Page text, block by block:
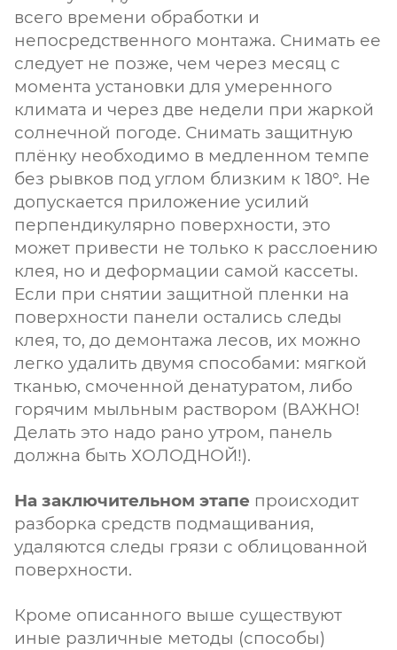
всего времени обработки и
непосредственного монтажа. Снимать ее
следует не позже, чем через месяц с
момента установки для умеренного
климата и через две недели при жаркой
солнечной погоде. Снимать защитную
плёнку необходимо в медленном темпе
без рывков под углом близким к 180°. Не
допускается приложение усилий
перпендикулярно поверхности, это
может привести не только к расслоению
клея, но и деформации самой кассеты.
Если при снятии защитной пленки на
поверхности панели остались следы
клея, то, до демонтажа лесов, их можно
легко удалить двумя способами: мягкой
тканью, смоченной денатуратом, либо
горячим мыльным раствором (ВАЖНО!
Делать это надо рано утром, панель
должна быть ХОЛОДНОЙ!).
На заключительном этапе происходит
разборка средств подмащивания,
удаляются следы грязи с облицованной
поверхности.
Кроме описанного выше существуют
иные различные методы (способы)